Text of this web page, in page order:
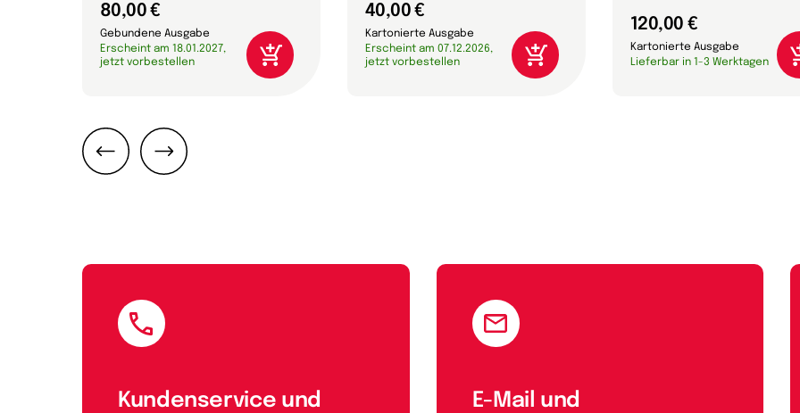
80,00 €
Gebundene Ausgabe
Erscheint am 18.01.2027,
jetzt vorbestellen
40,00 €
Kartonierte Ausgabe
Erscheint am 07.12.2026,
jetzt vorbestellen
120,00 €
Kartonierte Ausgabe
Lieferbar in 1-3 Werktagen
Kundenservice und E-Mail und